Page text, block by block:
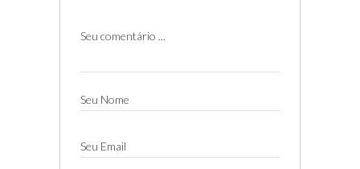
Seu comentário ...
Seu Nome
Seu Email